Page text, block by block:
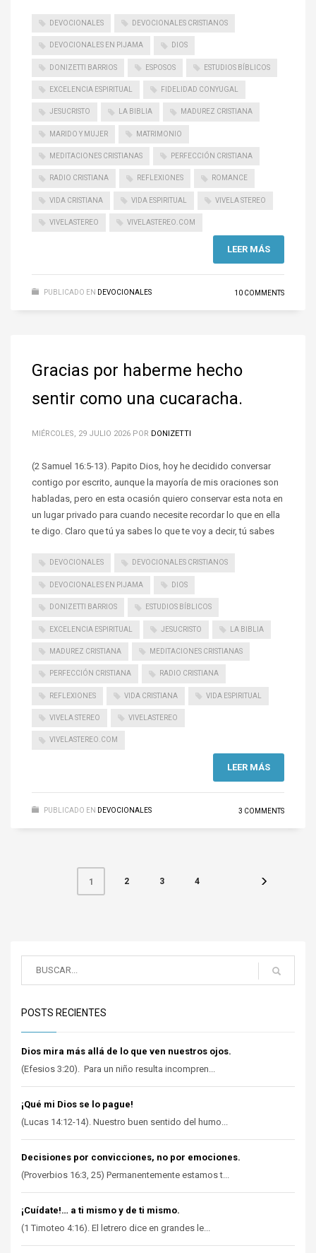
DEVOCIONALES DEVOCIONALES CRISTIANOS
DEVOCIONALES EN PIJAMA DIOS
DONIZETTI BARRIOS ESPOSOS ESTUDIOS BÍBLICOS
EXCELENCIA ESPIRITUAL FIDELIDAD CONYUGAL
JESUCRISTO LA BIBLIA MADUREZ CRISTIANA
MARIDO Y MUJER MATRIMONIO
MEDITACIONES CRISTIANAS PERFECCIÓN CRISTIANA
RADIO CRISTIANA REFLEXIONES ROMANCE
VIDA CRISTIANA VIDA ESPIRITUAL VIVELA STEREO
VIVELASTEREO VIVELASTEREO.COM
LEER MÁS
PUBLICADO EN DEVOCIONALES 10 COMMENTS
Gracias por haberme hecho
sentir como una cucaracha.
MIÉRCOLES, 29 JULIO 2026 POR DONIZETTI
(2 Samuel 16:5-13). Papito Dios, hoy he decidido conversar
contigo por escrito, aunque la mayoría de mis oraciones son
habladas, pero en esta ocasión quiero conservar esta nota en
un lugar privado para cuando necesite recordar lo que en ella
te digo. Claro que tú ya sabes lo que te voy a decir, tú sabes
DEVOCIONALES DEVOCIONALES CRISTIANOS
DEVOCIONALES EN PIJAMA DIOS
DONIZETTI BARRIOS ESTUDIOS BÍBLICOS
EXCELENCIA ESPIRITUAL JESUCRISTO LA BIBLIA
MADUREZ CRISTIANA MEDITACIONES CRISTIANAS
PERFECCIÓN CRISTIANA RADIO CRISTIANA
REFLEXIONES VIDA CRISTIANA VIDA ESPIRITUAL
VIVELA STEREO VIVELASTEREO
VIVELASTEREO.COM
LEER MÁS
PUBLICADO EN DEVOCIONALES 3 COMMENTS
1 2 3 4
POSTS RECIENTES
Dios mira más allá de lo que ven nuestros ojos.
(Efesios 3:20). Para un niño resulta incompren...
¡Qué mi Dios se lo pague!
(Lucas 14:12-14). Nuestro buen sentido del humo...
Decisiones por convicciones, no por emociones.
(Proverbios 16:3, 25) Permanentemente estamos t...
¡Cuídate!… a ti mismo y de ti mismo.
(1 Timoteo 4:16). El letrero dice en grandes le...